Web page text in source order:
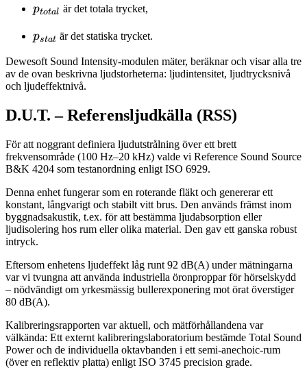
p_{total}
ptotal är det totala trycket,
p_{stat}
pstat är det statiska trycket.
Dewesoft Sound Intensity-modulen mäter, beräknar och visar alla tre
av de ovan beskrivna ljudstorheterna: ljudintensitet, ljudtrycksnivå
och ljudeffektnivå.
D.U.T. – Referensljudkälla (RSS)
För att noggrant definiera ljudutstrålning över ett brett
frekvensområde (100 Hz–20 kHz) valde vi Reference Sound Source
B&K 4204 som testanordning enligt ISO 6929.
Denna enhet fungerar som en roterande fläkt och genererar ett
konstant, långvarigt och stabilt vitt brus. Den används främst inom
byggnadsakustik, t.ex. för att bestämma ljudabsorption eller
ljudisolering hos rum eller olika material. Den gav ett ganska robust
intryck.
Eftersom enhetens ljudeffekt låg runt 92 dB(A) under mätningarna
var vi tvungna att använda industriella öronproppar för hörselskydd
– nödvändigt om yrkesmässig bullerexponering mot örat överstiger
80 dB(A).
Kalibreringsrapporten var aktuell, och mätförhållandena var
välkända: Ett externt kalibreringslaboratorium bestämde Total Sound
Power och de individuella oktavbanden i ett semi-anechoic-rum
(över en reflektiv platta) enligt ISO 3745 precision grade.